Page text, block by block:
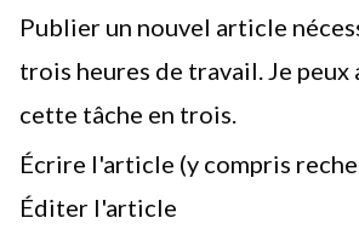
Publier un nouvel article
trois heures de travail. Je
cette tâche en trois.
Écrire l'article (y compris
Éditer l'article